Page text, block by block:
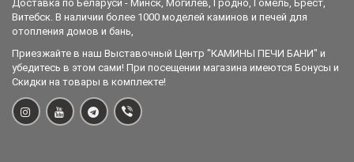
Доставка по Беларуси - Минск, Могилев, Гродно, Гомель, Брест,
Витебск. В наличии более 1000 моделей каминов и печей для
отопления домов и бань,
Приезжайте в наш Выставочный Центр "КАМИНЫ ПЕЧИ БАНИ" и
убедитесь в этом сами! При посещении магазина имеются Бонусы и
Скидки на товары в комплекте!